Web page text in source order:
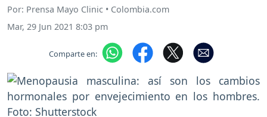
Por: Prensa Mayo Clinic • Colombia.com
Mar, 29 Jun 2021 8:03 pm
Comparte en: